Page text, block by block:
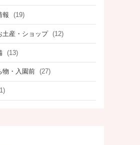
報 (19)
土産・ショップ (12)
(13)
物・入園前 (27)